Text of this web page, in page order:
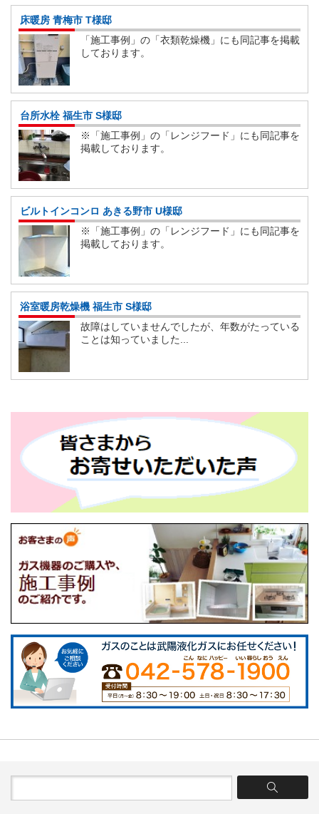
床暖房 青梅市 T様邸
「施工事例」の「衣類乾燥機」にも同記事を掲載
しております。
台所水栓 福生市 S様邸
※「施工事例」の「レンジフード」にも同記事を
掲載しております。
ビルトインコンロ あきる野市 U様邸
※「施工事例」の「レンジフード」にも同記事を
掲載しております。
浴室暖房乾燥機 福生市 S様邸
故障はしていませんでしたが、年数がたっている
ことは知っていました...